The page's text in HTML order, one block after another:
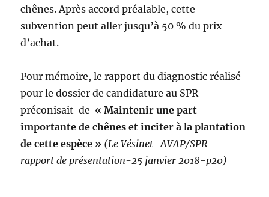
chênes. Après accord préalable, cette
subvention peut aller jusqu’à 50 % du prix
d’achat.
Pour mémoire, le rapport du diagnostic réalisé
pour le dossier de candidature au SPR
préconisait de « Maintenir une part
importante de chênes et inciter à la plantation
de cette espèce » (Le Vésinet–AVAP/SPR –
rapport de présentation-25 janvier 2018-p20)